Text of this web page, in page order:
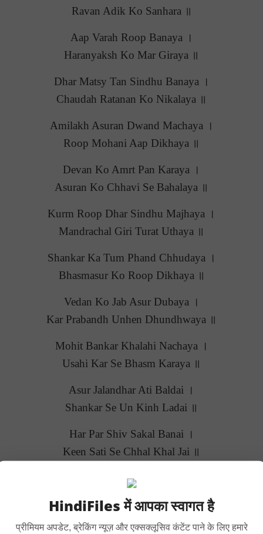
HindiFiles में आपका स्वागत है
प्रीमियम अपडेट, ब्रेकिंग न्यूज़ और एक्सक्लूसिव कंटेंट पाने के लिए हमारे
Ravan Adik Ko Sanhara ॥
Aap Varah Roop Banaya ।
Haranyaksh Ko Mar Giraya ॥
Dhar Matsy Tan Sindhu Banaya ।
Chaudah Ratanan Ko Nikalaya ॥
Amilakh Asuran Dwand Machaya ।
Roop Mohani Aap Dikhaya ॥
Devan Ko Amrt Pan Karaya ।
Asuran Ko Chhavi Se Bahalaya ॥
Kurm Roop Dhar Sindhu Majhaya ।
Mandrachal Giri Turat Uthaya ॥
Shankar Ka Tum Phand Chhudaya ।
Bhasmasur Ko Roop Dikhaya ॥
Vedan Ko Jab Asur Dubaya ।
Kar Prabandh Unhen Dhundhwaya ॥
Mohit Bankar Khalahi Nachaya ।
Usahi Kar Se Bhasm Karaya ॥
Asur Jalandhar Ati Baldai ।
Shankar Se Un Kinh Ladai ॥
Har Par Shiv Sakal Banai ।
Keen Sati Se Chhal Khal Jai ॥
Sumiran Keen Tumhen Shivarani ।
Batalai Sab Vipat Kahani ॥
Tab Tum Bane Munishwar Gyani ।